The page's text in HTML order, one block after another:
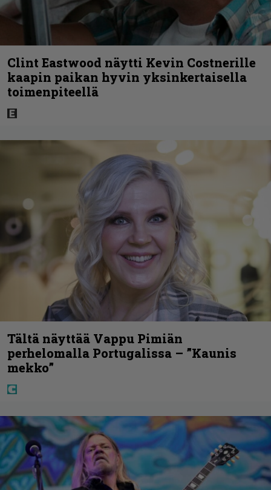
Clint Eastwood näytti Kevin Costnerille
kaapin paikan hyvin yksinkertaisella
toimenpiteellä
Tältä näyttää Vappu Pimiän
perhelomalla Portugalissa – ”Kaunis
mekko”